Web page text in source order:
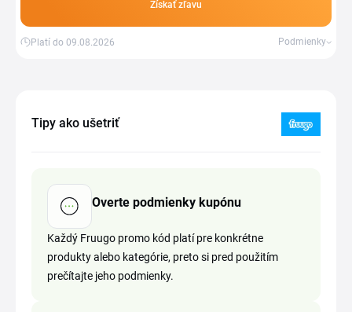
Získať zľavu
Platí do 09.08.2026 Podmienky
Tipy ako ušetriť
Overte podmienky kupónu
Každý Fruugo promo kód platí pre konkrétne
produkty alebo kategórie, preto si pred použitím
prečítajte jeho podmienky.